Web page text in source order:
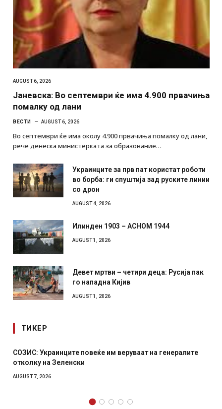
AUGUST 6, 2026
Јаневска: Во септември ќе има 4.900 првачиња
помалку од лани
ВЕСТИ AUGUST 6, 2026
Во септември ќе има околу 4.900 првачиња помалку од лани,
рече денеска министерката за образование…
Украинците за прв пат користат роботи
во борба: ги спуштија зад руските линии
со дрон
AUGUST 4, 2026
Илинден 1903 – АСНОМ 1944
AUGUST 1, 2026
Девет мртви – четири деца: Русија пак
го нападна Кијив
AUGUST 1, 2026
ТИКЕР
веруваат на генералите
Рачна бомба експлодира